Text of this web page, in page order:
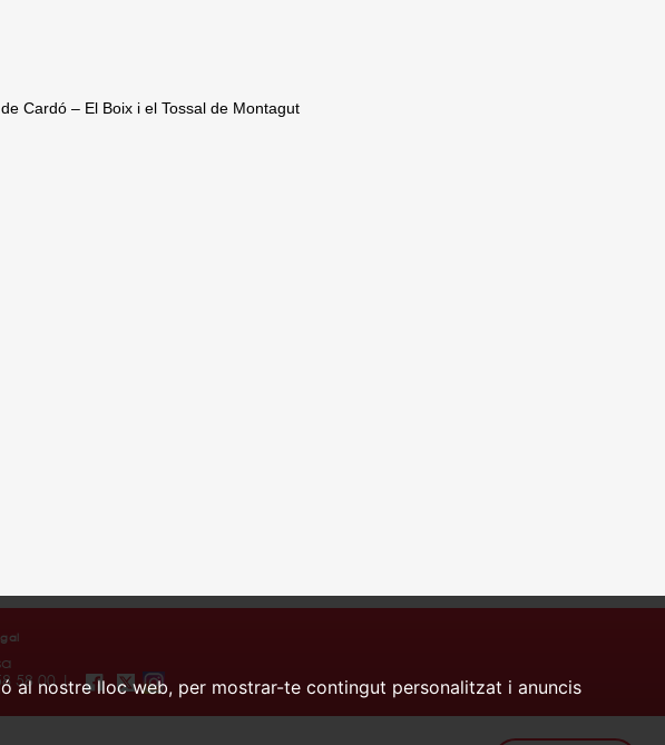
al nostre lloc web, per mostrar-te contingut personalitzat i anuncis
Cardó – El Boix i el Tossal de Montagut
58 00 |